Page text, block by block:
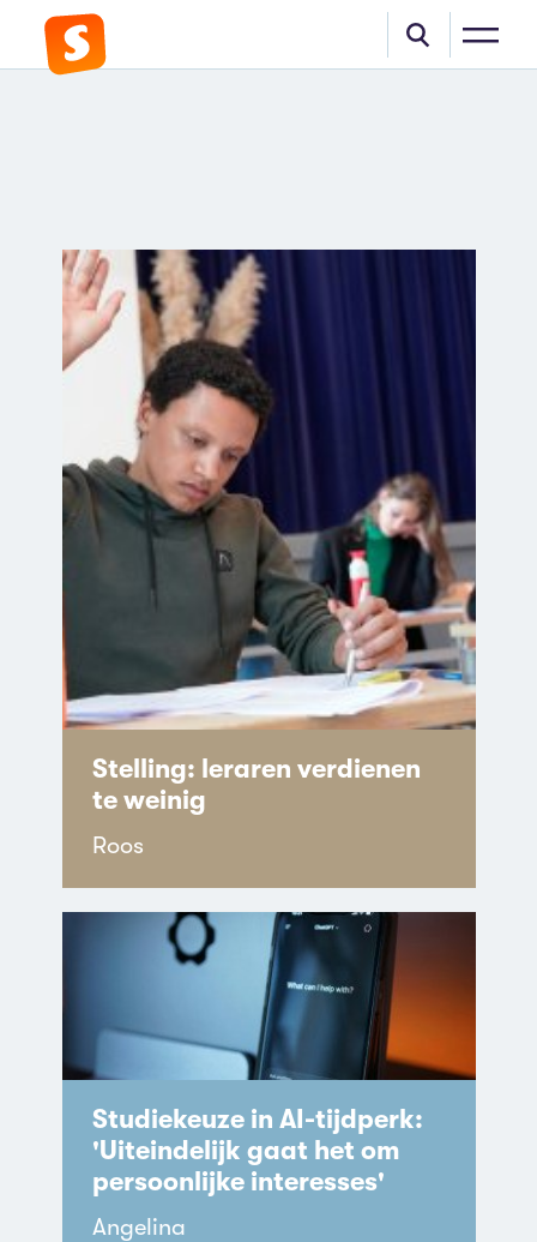
Stelling: leraren verdienen
te weinig
Roos
Studiekeuze in AI-tijdperk:
'Uiteindelijk gaat het om
persoonlijke interesses'
Angelina